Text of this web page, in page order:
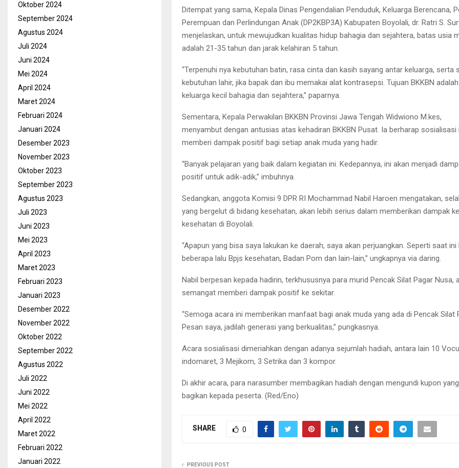
Ditempat yang sama, Kepala Dinas Pengendalian Penduduk, Keluarga Berencana,
Perempuan dan Perlindungan Anak (DP2KBP3A) Kabupaten Boyolali, dr. Ratri S.
menjelaskan, untuk mewujudkan kualitas hidup bahagia dan sejahtera, batas usia
adalah 21-35 tahun dan jarak kelahiran 5 tahun.
“Terpenuhi nya kebutuhan batin, rasa cinta dan kasih sayang antar keluarga, serta
kebutuhan lahir, jika bapak dan ibu memakai alat kontrasepsi. Tujuan BKKBN
keluarga kecil bahagia dan sejahtera,” paparnya.
Sementara, Kepala Perwakilan BKKBN Provinsi Jawa Tengah Widwiono M.kes,
menyambut dengan antusias atas kehadiran BKKBN Pusat. Ia berharap sosialisasi
memberi dampak positif bagi setiap anak muda yang hadir.
“Banyak pelajaran yang baik dalam kegiatan ini. Kedepannya, ini akan menjadi
positif untuk adik-adik,” imbuhnya.
Sedangkan, anggota Komisi 9 DPR RI Mochammad Nabil Haroen mengatakan,
yang bergelut di bidang kesehatan, akan lebih serius dalam memberikan dampak
kesehatan di Boyolali.
“Apapun yang bisa saya lakukan ke daerah, saya akan perjuangkan. Seperti saat ini
beberapa lalu Bpjs kesehatan, Badan Pom dan lain-lain,” ungkapnya via daring.
Nabil berpesan kepada hadirin, terkhususnya para murid Pencak Silat Pagar Nusa,
semangat memberi dampak positif ke sekitar.
“Semoga acara ini memberikan manfaat bagi anak muda yang ada di Pencak Silat
Pesan saya, jadilah generasi yang berkualitas,” pungkasnya.
Acara sosialisasi dimeriahkan dengan adanya sejumlah hadiah, antara lain 10
indomaret, 3 Mejikom, 3 Setrika dan 3 kompor.
Di akhir acara, para narasumber membagikan hadiah dengan mengundi kupon
bagikan kepada peserta. (Red/Eno)
SHARE 0
PREVIOUS POST
Oktober 2024
September 2024
Agustus 2024
Juli 2024
Juni 2024
Mei 2024
April 2024
Maret 2024
Februari 2024
Januari 2024
Desember 2023
November 2023
Oktober 2023
September 2023
Agustus 2023
Juli 2023
Juni 2023
Mei 2023
April 2023
Maret 2023
Februari 2023
Januari 2023
Desember 2022
November 2022
Oktober 2022
September 2022
Agustus 2022
Juli 2022
Juni 2022
Mei 2022
April 2022
Maret 2022
Februari 2022
Januari 2022